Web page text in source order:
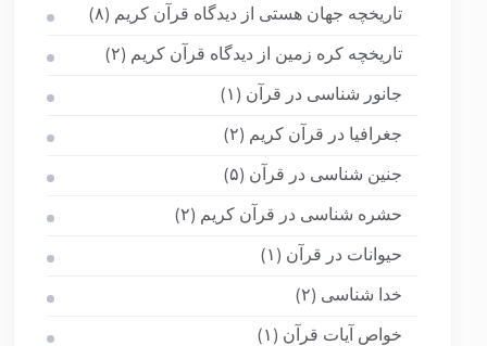
تاریخچه جهان هستی از دیدگاه قرآن کریم (۸)
تاریخچه کره زمین از دیدگاه قرآن کریم (۲)
جانور شناسی در قرآن (۱)
جغرافیا در قرآن کریم (۲)
جنین شناسی در قرآن (۵)
حشره شناسی در قرآن کریم (۲)
حیوانات در قرآن (۱)
خدا شناسی (۲)
خواص آیات قرآن (۱)